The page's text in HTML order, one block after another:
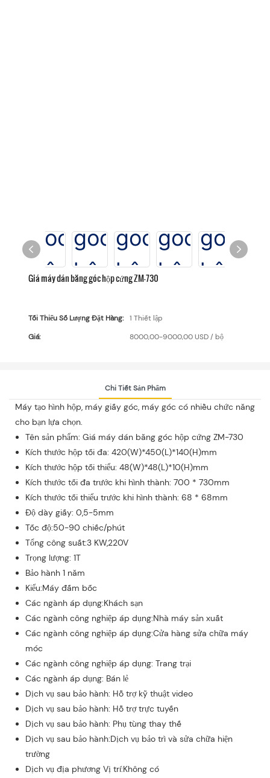
Giá máy dán băng góc hộp cứng ZM-730
Tối Thiểu Số Lượng Đặt Hàng:
1 Thiết lập
Giá:
8000,00-9000,00 USD / bộ
Chi Tiết Sản Phẩm
Máy tạo hình hộp, máy giấy góc, máy góc có nhiều chức năng
cho bạn lựa chọn.
Tên sản phẩm: Giá máy dán băng góc hộp cứng ZM-730
Kích thước hộp tối đa: 420(W)*450(L)*140(H)mm
Kích thước hộp tối thiểu: 48(W)*48(L)*10(H)mm
Kích thước tối đa trước khi hình thành: 700 * 730mm
Kích thước tối thiểu trước khi hình thành: 68 * 68mm
Độ dày giấy: 0,5-5mm
Tốc độ:50-90 chiếc/phút
Tổng công suất:3 KW,220V
Trọng lượng: 1T
Bảo hành 1 năm
Kiểu:Máy đấm bốc
Các ngành áp dụng:Khách sạn
Các ngành công nghiệp áp dụng:Nhà máy sản xuất
Các ngành công nghiệp áp dụng:Cửa hàng sửa chữa máy
móc
Các ngành công nghiệp áp dụng: Trang trại
Các ngành áp dụng: Bán lẻ
Dịch vụ sau bảo hành: Hỗ trợ kỹ thuật video
Dịch vụ sau bảo hành: Hỗ trợ trực tuyến
Dịch vụ sau bảo hành: Phụ tùng thay thế
Dịch vụ sau bảo hành:Dịch vụ bảo trì và sửa chữa hiện
trường
Dịch vụ địa phương Vị trí:Không có